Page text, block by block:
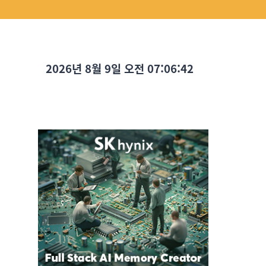
2026년 8월 9일 오전 07:06:43